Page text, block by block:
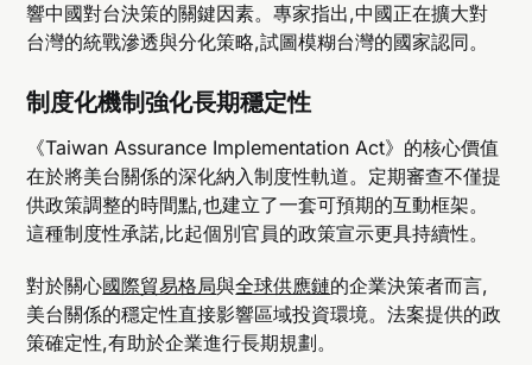
響中國對台決策的關鍵因素。專家指出,中國正在擴大對
台灣的統戰滲透與分化策略,試圖模糊台灣的國家認同。
制度化機制強化長期穩定性
《Taiwan Assurance Implementation Act》的核心價值
在於將美台關係的深化納入制度性軌道。定期審查不僅提
供政策調整的時間點,也建立了一套可預期的互動框架。
這種制度性承諾,比起個別官員的政策宣示更具持續性。
對於關心國際貿易格局與全球供應鏈的企業決策者而言,
美台關係的穩定性直接影響區域投資環境。法案提供的政
策確定性,有助於企業進行長期規劃。